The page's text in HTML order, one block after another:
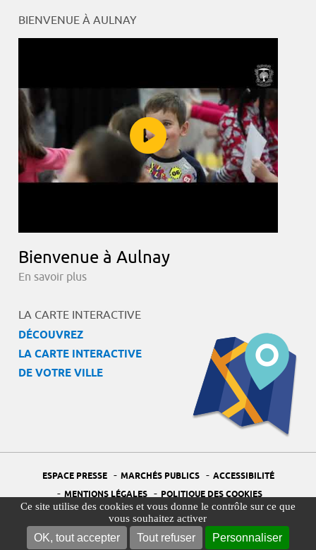
Ce site utilise des cookies et vous donne le contrôle sur ce que
vous souhaitez activer
OK, tout accepter Tout refuser Personnaliser
BIENVENUE À AULNAY
Bienvenue à Aulnay
En savoir plus
LA CARTE INTERACTIVE
DÉCOUVREZ
LA CARTE INTERACTIVE
DE VOTRE VILLE
ESPACE PRESSE - MARCHÉS PUBLICS - ACCESSIBILITÉ
- MENTIONS LÉGALES - POLITIQUE DES COOKIES
PORTAIL DÉLÉGUÉ À LA PROTECTION DES DONNÉES - PLAN DU SITE
- GESTION DES COOKIES